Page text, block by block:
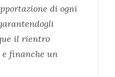
di ogni
il rientro
finanche un